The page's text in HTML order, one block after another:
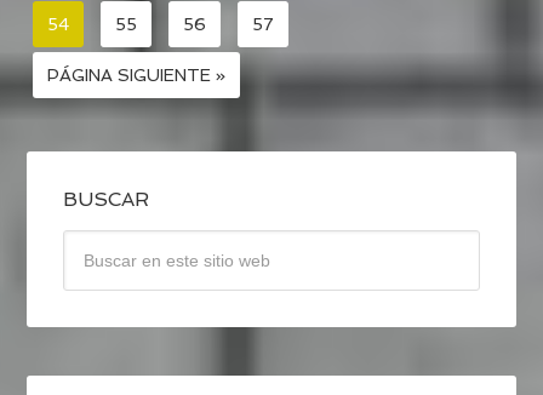
54 55 56 57
PÁGINA SIGUIENTE »
BUSCAR